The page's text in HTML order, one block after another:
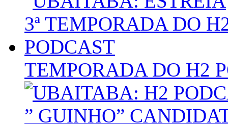
TEMPORADA DO H2